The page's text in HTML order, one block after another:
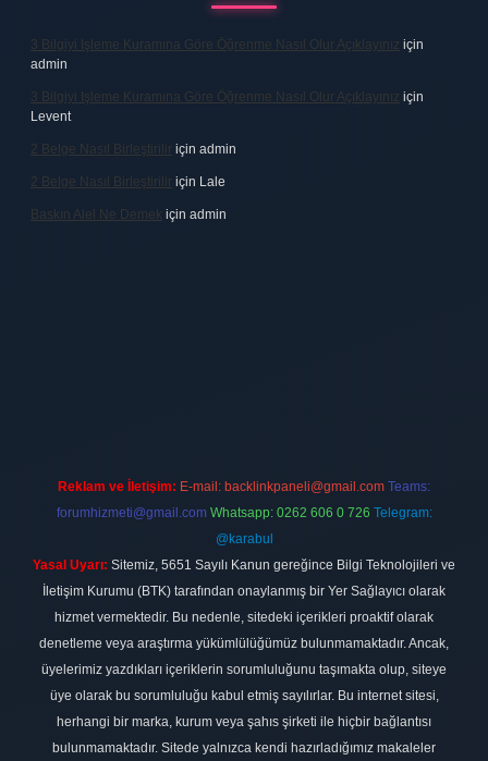
3 Bilgiyi Işleme Kuramına Göre Öğrenme Nasıl Olur Açıklayınız için
admin
3 Bilgiyi Işleme Kuramına Göre Öğrenme Nasıl Olur Açıklayınız için
Levent
2 Belge Nasıl Birleştirilir için admin
2 Belge Nasıl Birleştirilir için Lale
Baskın Alel Ne Demek için admin
Reklam ve İletişim: E-mail: backlinkpaneli@gmail.com Teams:
forumhizmeti@gmail.com Whatsapp: 0262 606 0 726 Telegram:
@karabul
Yasal Uyarı: Sitemiz, 5651 Sayılı Kanun gereğince Bilgi Teknolojileri ve
İletişim Kurumu (BTK) tarafından onaylanmış bir Yer Sağlayıcı olarak
hizmet vermektedir. Bu nedenle, sitedeki içerikleri proaktif olarak
denetleme veya araştırma yükümlülüğümüz bulunmamaktadır. Ancak,
üyelerimiz yazdıkları içeriklerin sorumluluğunu taşımakta olup, siteye
üye olarak bu sorumluluğu kabul etmiş sayılırlar. Bu internet sitesi,
herhangi bir marka, kurum veya şahıs şirketi ile hiçbir bağlantısı
bulunmamaktadır. Sitede yalnızca kendi hazırladığımız makaleler